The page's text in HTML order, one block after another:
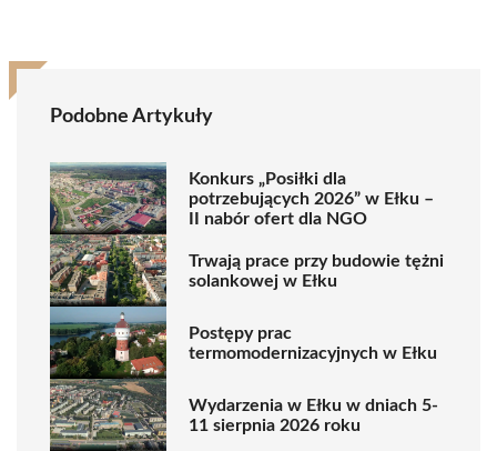
Podobne Artykuły
Konkurs „Posiłki dla
potrzebujących 2026” w Ełku –
II nabór ofert dla NGO
Trwają prace przy budowie tężni
solankowej w Ełku
Postępy prac
termomodernizacyjnych w Ełku
Wydarzenia w Ełku w dniach 5-
11 sierpnia 2026 roku